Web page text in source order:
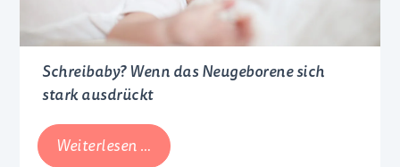
Schreibaby? Wenn das Neugeborene sich
stark ausdrückt
Weiterlesen … Schreibaby?